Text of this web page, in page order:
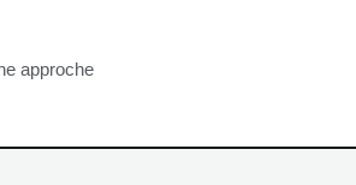
approche